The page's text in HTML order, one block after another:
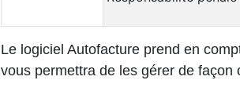
Le logiciel Autofacture prend en
vous permettra de les gérer de façon